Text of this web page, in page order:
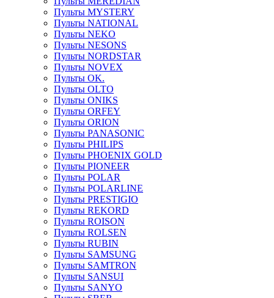
Пульты MYSTERY
Пульты NATIONAL
Пульты NEKO
Пульты NESONS
Пульты NORDSTAR
Пульты NOVEX
Пульты OK.
Пульты OLTO
Пульты ONIKS
Пульты ORFEY
Пульты ORION
Пульты PANASONIC
Пульты PHILIPS
Пульты PHOENIX GOLD
Пульты PIONEER
Пульты POLAR
Пульты POLARLINE
Пульты PRESTIGIO
Пульты REKORD
Пульты ROISON
Пульты ROLSEN
Пульты RUBIN
Пульты SAMSUNG
Пульты SAMTRON
Пульты SANSUI
Пульты SANYO